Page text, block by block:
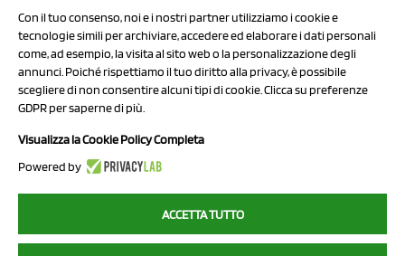
Privacy Policy
Cookie Policy
Chi Siamo
2023 NCX Drahorad srl - All rights reserved
myfruit.it è parte del network diNCX DRAHORAD
Con il tuo consenso, noi e i nostri partner utilizziamo i cookie e
tecnologie simili per archiviare, accedere ed elaborare i dati personali
come, ad esempio, la visita al sito web o la personalizzazione degli
annunci. Poiché rispettiamo il tuo diritto alla privacy, è possibile
scegliere di non consentire alcuni tipi di cookie. Clicca su preferenze
GDPR per saperne di più.
Visualizza la Cookie Policy Completa
Powered by
ACCETTA TUTTO